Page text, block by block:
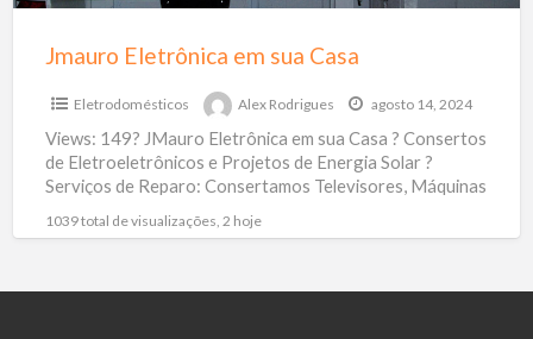
Jmauro Eletrônica em sua Casa
Eletrodomésticos Alex Rodrigues agosto 14, 2024
Views: 149? JMauro Eletrônica em sua Casa ? Consertos
de Eletroeletrônicos e Projetos de Energia Solar ?
Serviços de Reparo: Consertamos Televisores, Máquinas
1039 total de visualizações, 2 hoje